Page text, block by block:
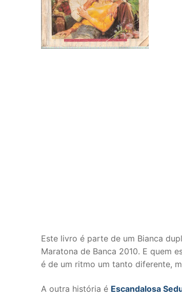
Este livro é parte de um Bianca
Maratona de Banca 2010. E quem
é de um ritmo um tanto diferente,
A outra história é Escandalosa